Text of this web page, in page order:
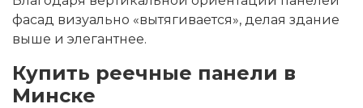
фасад визуально «вытягивается», делая здание
выше и элегантнее.
Купить реечные панели в
Минске